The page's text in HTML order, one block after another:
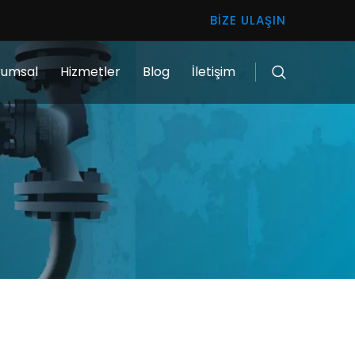
BIZE ULAŞIN
Hizmetler Blog İletişim